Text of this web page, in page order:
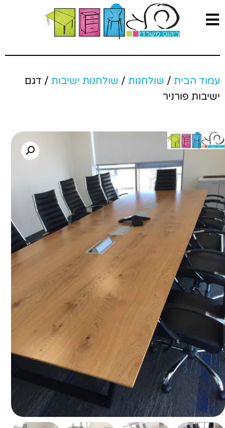
עמוד הבית/ שולחנות/ שולחנות ישיבות/ דגם
ישיבות פורניר